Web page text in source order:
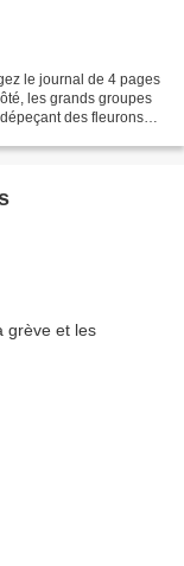
le journal de 4 pages
les grands groupes
des fleurons